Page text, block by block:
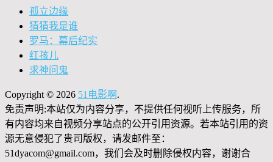
孤立边缘
猜猜我是谁
罗马：幕后纪实
红孩儿
求神问鬼
Copyright © 2026 51电影啊 .
免责声明:本站仅为内容分享，不提供任何视听上传服务，所
有内容均来自视频分享站点的公开引用资源。若本站引用的资
源无意侵犯了贵司版权，请发邮件至：
51dyacom@gmail.com，我们会及时删除侵权内容，谢谢合